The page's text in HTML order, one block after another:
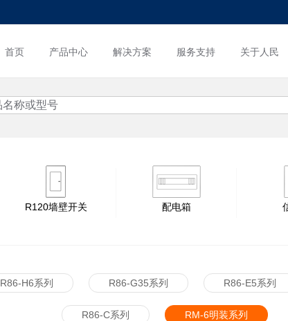
首页 产品中心 解决方案 服务支持 关于人民
R120墙壁开关 配电箱
R86-H6系列 R86-G35系列 R86-E5系列
R86-C系列 RM-6明装系列